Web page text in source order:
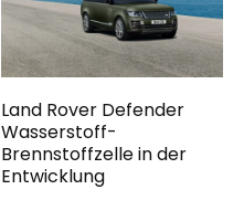
Land Rover Defender
Wasserstoff-
Brennstoffzelle in der
Entwicklung